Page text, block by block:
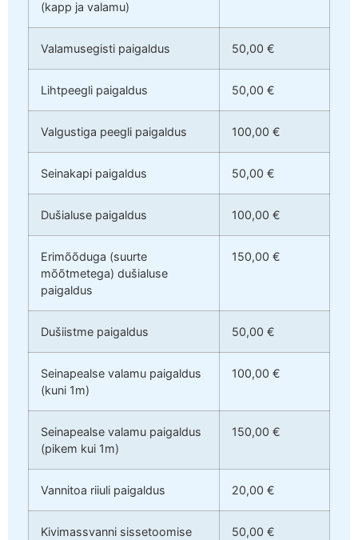
(kapp ja valamu)
Valamusegisti paigaldus 50,00 €
Lihtpeegli paigaldus 50,00 €
Valgustiga peegli paigaldus 100,00 €
Seinakapi paigaldus 50,00 €
Dušialuse paigaldus 100,00 €
Erimõõduga (suurte
mõõtmetega) dušialuse
paigaldus
150,00 €
Dušiistme paigaldus 50,00 €
Seinapealse valamu paigaldus
(kuni 1m)
100,00 €
Seinapealse valamu paigaldus
(pikem kui 1m)
150,00 €
Vannitoa riiuli paigaldus 20,00 €
Kivimassvanni sissetoomise
50,00 €